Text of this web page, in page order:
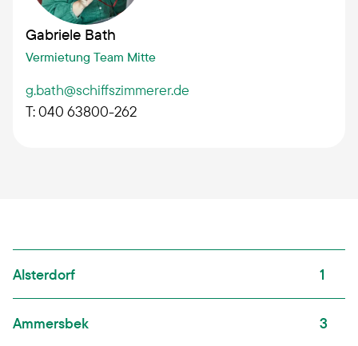
Gabriele Bath
Vermietung Team Mitte
g.bath@schiffszimmerer.de
T: 040 63800-262
Alsterdorf 1
Ammersbek 3